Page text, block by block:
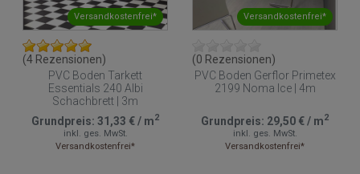
Versandkostenfrei*
(4 Rezensionen)
PVC Boden Tarkett
Essentials 240 Albi
Schachbrett | 3m
Grundpreis: 31,33 €/ m2
inkl. ges. MwSt.
Versandkostenfrei*
Versandkostenfrei*
(0 Rezensionen)
PVC Boden Gerflor Primetex
2199 Noma Ice | 4m
Grundpreis: 29,50 €/ m2
inkl. ges. MwSt.
Versandkostenfrei*